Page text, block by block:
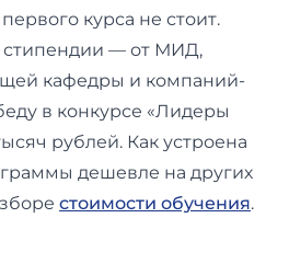
курса не стоит.
стипендии — от МИД,
кафедры и компаний-
в конкурсе «Лидеры
рублей. Как устроена
дешевле на других
стоимости обучения.